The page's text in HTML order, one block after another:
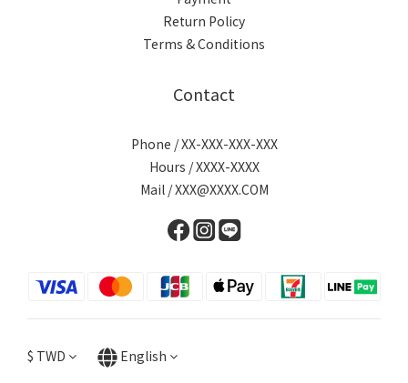
Return Policy
Terms & Conditions
Contact
Phone / XX-XXX-XXX-XXX
Hours / XXXX-XXXX
Mail / XXX@XXXX.COM
$ TWD English